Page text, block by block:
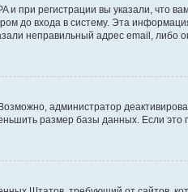
при регистрации вы указали, что
до входа в систему. Эта
неправильный адрес email, либо
администратор
размер базы данных. Если это